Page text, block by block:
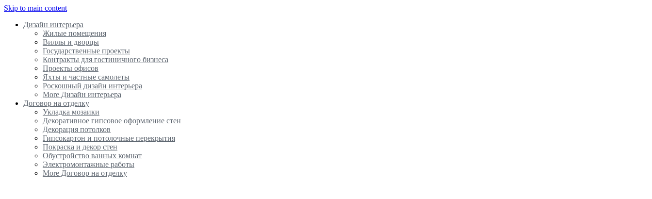
Skip to main content
Дизайн интерьера
Жилые помещения
Виллы и дворцы
Государственные проекты
Контракты для гостиничного бизнеса
Проекты офисов
Яхты и частные самолеты
Роскошный дизайн интерьера
More Дизайн интерьера
Договор на отделку
Укладка мозаики
Декоративное гипсовое оформление стен
Декорация потолков
Гипсокартон и потолочные перекрытия
Покраска и декор стен
Обустройство ванных комнат
Электромонтажные работы
More Договор на отделку